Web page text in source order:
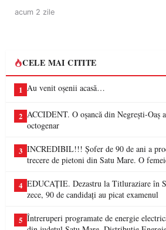
acum 2 zile
CELE MAI CITITE
1 Au venit oșenii acasă…
2 ACCIDENT. O oșancă din Negrești-Oaș
octogenar
3 INCREDIBIL!!! Șofer de 90 de ani a
trecere de pietoni din Satu Mare. O
4 EDUCAȚIE. Dezastru la Titluraziare în
zece, 90 de candidați au picat examenul
5 Întreruperi programate de energie